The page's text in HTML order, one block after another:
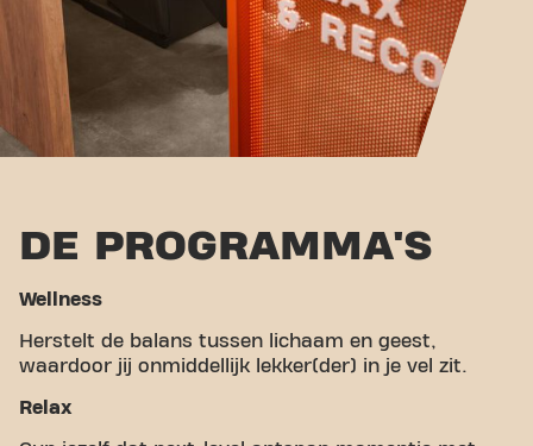
DE PROGRAMMA'S
Wellness
Herstelt de balans tussen lichaam en geest,
waardoor jij onmiddellijk lekker(der) in je vel zit.
Relax